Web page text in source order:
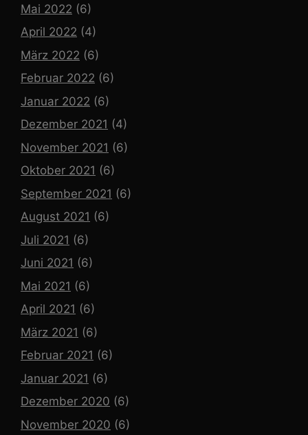
Mai 2022 (6)
April 2022 (4)
März 2022 (6)
Februar 2022 (6)
Januar 2022 (6)
Dezember 2021 (4)
November 2021 (6)
Oktober 2021 (6)
September 2021 (6)
August 2021 (6)
Juli 2021 (6)
Juni 2021 (6)
Mai 2021 (6)
April 2021 (6)
März 2021 (6)
Februar 2021 (6)
Januar 2021 (6)
Dezember 2020 (6)
November 2020 (6)